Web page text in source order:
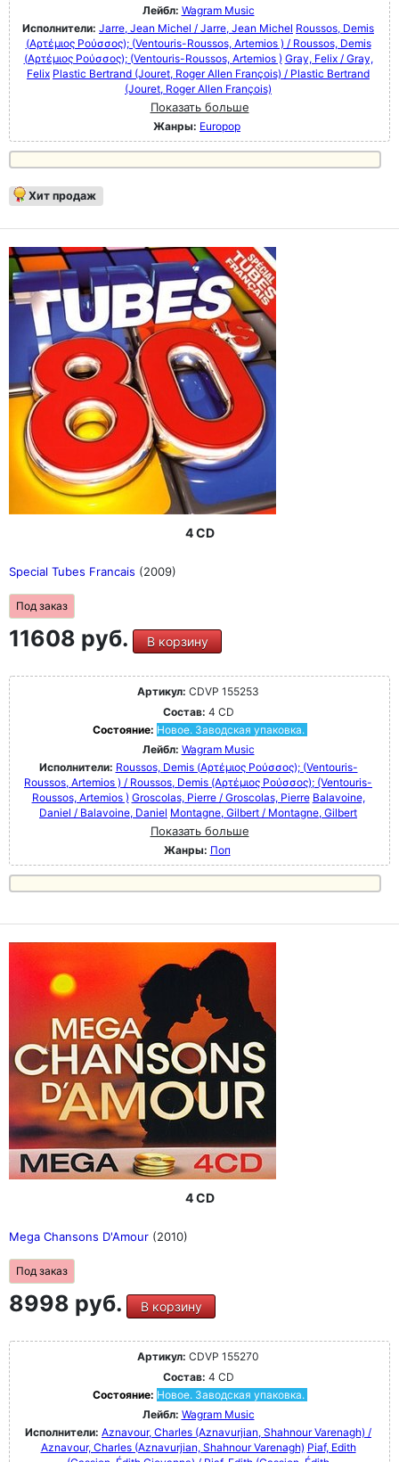
Лейбл: Wagram Music
Исполнители: Jarre, Jean Michel / Jarre, Jean Michel Roussos, Demis
(Αρτέμιος Ρούσσος); (Ventouris-Roussos, Artemios ) / Roussos, Demis
(Αρτέμιος Ρούσσος); (Ventouris-Roussos, Artemios ) Gray, Felix / Gray,
Felix Plastic Bertrand (Jouret, Roger Allen François) / Plastic Bertrand
(Jouret, Roger Allen François)
Показать больше
Жанры: Europop
Хит продаж
4 CD
Special Tubes Francais (2009)
Под заказ
11608 руб. В корзину
Артикул: CDVP 155253
Состав: 4 CD
Состояние: Новое. Заводская упаковка.
Лейбл: Wagram Music
Исполнители: Roussos, Demis (Αρτέμιος Ρούσσος); (Ventouris-
Roussos, Artemios ) / Roussos, Demis (Αρτέμιος Ρούσσος); (Ventouris-
Roussos, Artemios ) Groscolas, Pierre / Groscolas, Pierre Balavoine,
Daniel / Balavoine, Daniel Montagne, Gilbert / Montagne, Gilbert
Показать больше
Жанры: Поп
4 CD
Mega Chansons D'Amour (2010)
Под заказ
8998 руб. В корзину
Артикул: CDVP 155270
Состав: 4 CD
Состояние: Новое. Заводская упаковка.
Лейбл: Wagram Music
Исполнители: Aznavour, Charles (Aznavurjian, Shahnour Varenagh) /
Aznavour, Charles (Aznavurjian, Shahnour Varenagh) Piaf, Edith